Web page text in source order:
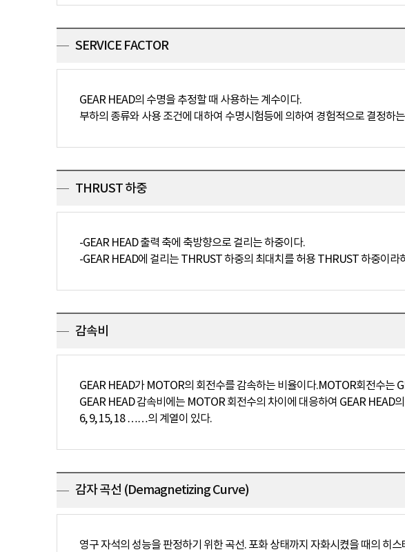
SERVICE FACTOR
GEAR HEAD의 수명을 추정할 때 사용하는 계수이다.
부하의 종류와 사용 조건에 대하여 수명시험등에 의하여 경험적으로 결정하
THRUST 하중
-GEAR HEAD 출력 축에 축방향으로 걸리는 하중이다.
-GEAR HEAD에 걸리는 THRUST 하중의 최대치를 허용 THRUST 하중이라
감속비
GEAR HEAD가 MOTOR의 회전수를 감속하는 비율이다.MOTOR회전수는
GEAR HEAD 감속비에는 MOTOR 회전수의 차이에 대응하여 GEAR
6, 9, 15, 18 ……의 계열이 있다.
감자 곡선 (Demagnetizing Curve)
영구 자석의 성능을 판정하기 위한 곡선. 포화 상태까지 자화시켰을 때의 히